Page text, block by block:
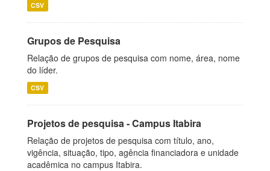
CSV
Grupos de Pesquisa
Relação de grupos de pesquisa com nome, área, nome
do líder.
CSV
Projetos de pesquisa - Campus Itabira
Relação de projetos de pesquisa com título, ano,
vigência, situação, tipo, agência financiadora e unidade
acadêmica no campus Itabira.